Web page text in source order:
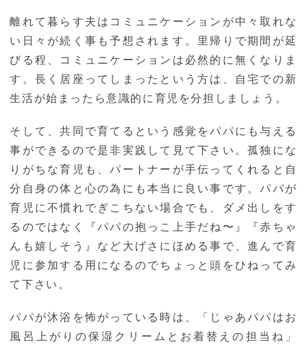
離れて暮らす夫はコミュニケーションが中々取れな
い日々が続く事も予想されます。里帰りで期間が延
びる程、コミュニケーションは必然的に無くなりま
す。長く居座ってしまったという方は、自宅での新
生活が始まったら意識的に育児を分担しましょう。
そして、共同で育てるという感覚をパパにも与える
事ができるので是非実践して見て下さい。孤独にな
りがちな育児も、パートナーが手伝ってくれると自
分自身の体と心の為にも本当に良い事です。パパが
育児に不慣れでぎこちない場合でも、ダメ出しをす
るのではなく『パパの抱っこ上手だね〜』『赤ちゃ
んも嬉しそう』など大げさにほめる事で、進んで育
児に参加する用になるのでちょっと頭をひねってみ
て下さい。
パパが沐浴を怖がっている時は、「じゃあパパはお
風呂上がりの保湿クリームとお着替えの担当ね」